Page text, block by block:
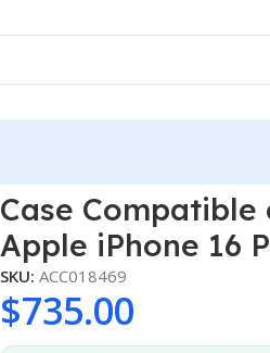
Case
Apple iPhone 16
SKU: ACC018469
$735.00